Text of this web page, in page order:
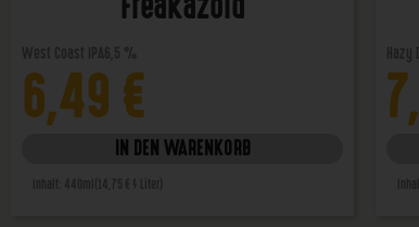
6,49 €
IN DEN WARENKORB